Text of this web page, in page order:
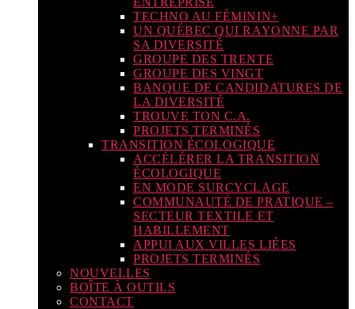
TECHNO AU FÉMININ+
UN QUÉBEC QUI RAYONNE PAR
SA DIVERSITÉ
GROUPE DES TRENTE
GROUPE DES VINGT
BANQUE DE CANDIDATURES DE
LA DIVERSITÉ
TROUVE TON C.A.
PROJETS TERMINÉS
TRANSITION ÉCOLOGIQUE
ACCÉLÉRER LA TRANSITION
ÉCOLOGIQUE
EN MODE SURCYCLAGE
COMMUNAUTÉ DE PRATIQUE –
SECTEUR TEXTILE ET
HABILLEMENT
APPUI AUX VILLES LIÉES
PROJETS TERMINÉS
NOUVELLES
BOÎTE À OUTILS
CONTACT